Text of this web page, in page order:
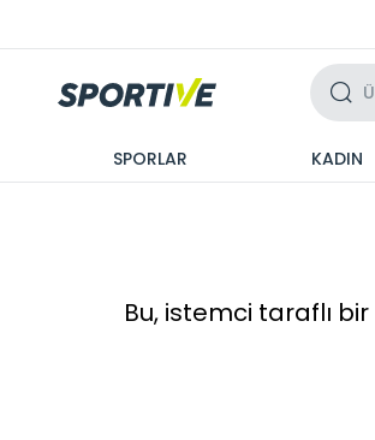
SPORLAR KADIN
Bu, istemci taraflı